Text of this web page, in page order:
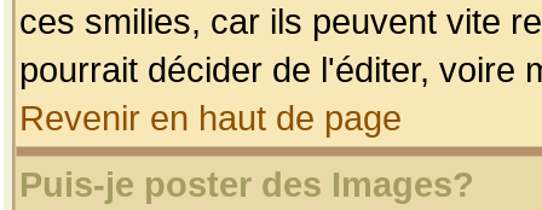
ces smilies, car ils peuvent vite
pourrait décider de l'éditer, voire
Revenir en haut de page
Puis-je poster des Images?